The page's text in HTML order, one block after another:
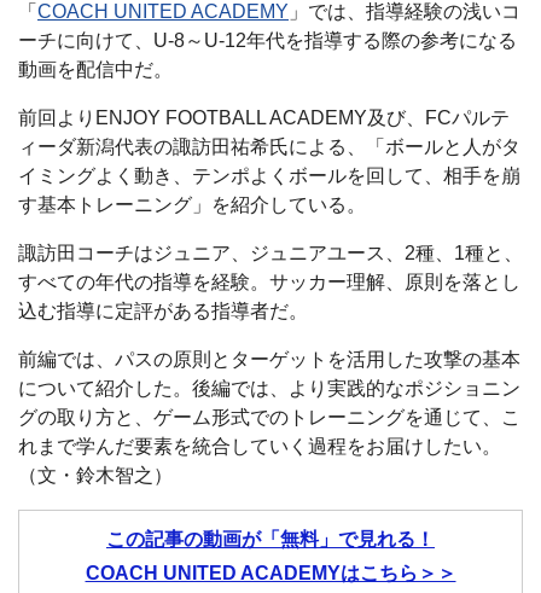
「 COACH UNITED ACADEMY 」では、指導経験の浅いコ
ーチに向けて、U-8～U-12年代を指導する際の参考になる
動画を配信中だ。
前回よりENJOY FOOTBALL ACADEMY及び、FCパルテ
ィーダ新潟代表の諏訪田祐希氏による、「ボールと人がタ
イミングよく動き、テンポよくボールを回して、相手を崩
す基本トレーニング」を紹介している。
諏訪田コーチはジュニア、ジュニアユース、2種、1種と、
すべての年代の指導を経験。サッカー理解、原則を落とし
込む指導に定評がある指導者だ。
前編では、パスの原則とターゲットを活用した攻撃の基本
について紹介した。後編では、より実践的なポジショニン
グの取り方と、ゲーム形式でのトレーニングを通じて、こ
れまで学んだ要素を統合していく過程をお届けしたい。
（文・鈴木智之）
この記事の動画が「無料」で見れる！
COACH UNITED ACADEMYはこちら＞＞